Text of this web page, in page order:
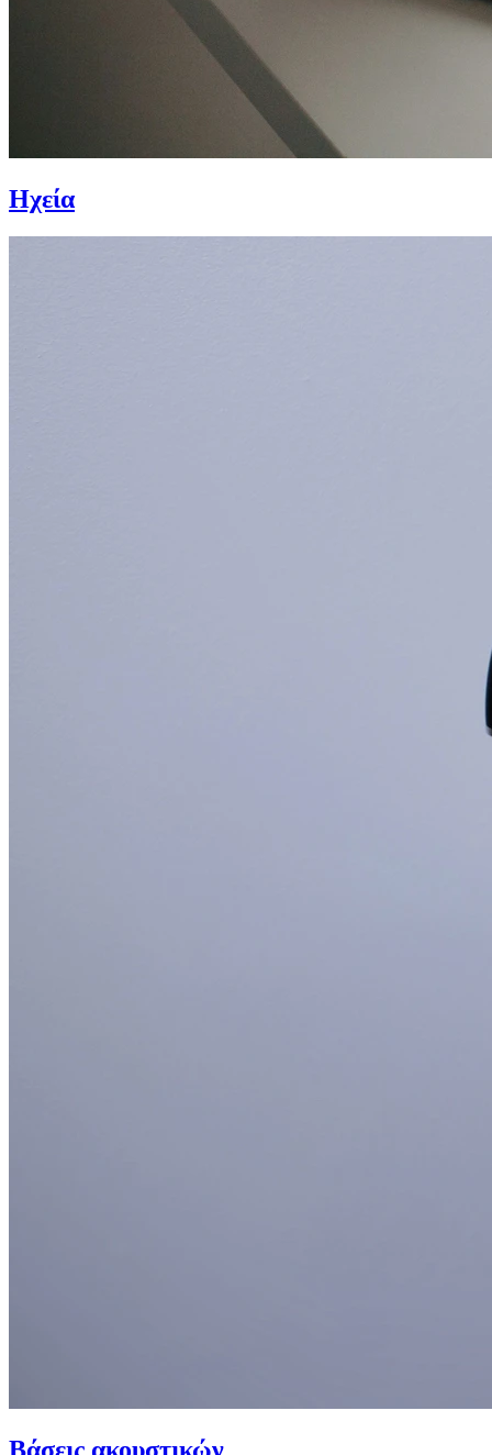
Ηχεία
Βάσεις ακουστικών